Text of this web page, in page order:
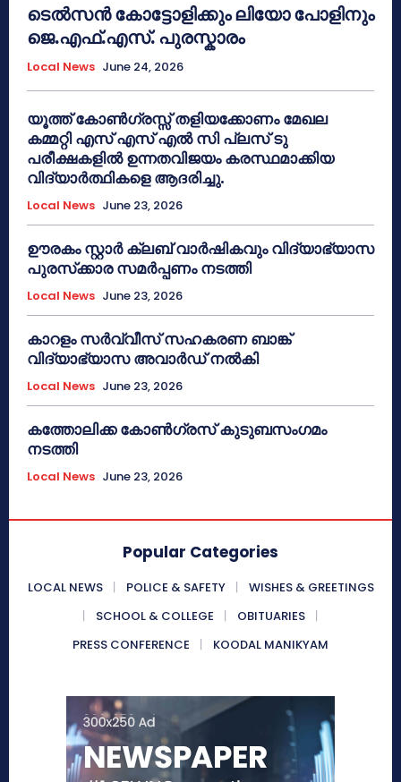
ടെൽസൻ കോട്ടോളിക്കും ലിയോ പോളിനും
ജെ.എഫ്.എസ്. പുരസ്കാരം
Local News June 24, 2026
യൂത്ത് കോൺഗ്രസ്സ് തളിയക്കോണം മേഖല
കമ്മറ്റി എസ് എസ് എൽ സി പ്ലസ് ടു
പരീക്ഷകളിൽ ഉന്നതവിജയം കരസ്ഥമാക്കിയ
വിദ്യാർത്ഥികളെ ആദരിച്ചു.
Local News June 23, 2026
ഊരകം സ്റ്റാർ ക്ലബ് വാർഷികവും വിദ്യാഭ്യാസ
പുരസ്‌ക്കാര സമർപ്പണം നടത്തി
Local News June 23, 2026
കാറളം സർവ്വീസ് സഹകരണ ബാങ്ക്
വിദ്യാഭ്യാസ അവാർഡ് നൽകി
Local News June 23, 2026
കത്തോലിക്ക കോൺഗ്രസ് കുടുബസംഗമം
നടത്തി
Local News June 23, 2026
Popular Categories
LOCAL NEWS POLICE & SAFETY
WISHES & GREETINGS
SCHOOL & COLLEGE
OBITUARIES
PRESS CONFERENCE
KOODAL MANIKYAM